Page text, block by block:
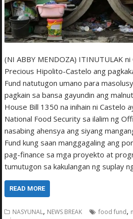
(NI ABBY MENDOZA) ITINUTULAK
Precious Hipolito-Castelo ang
Fund natutugon umano para
pagkain sa bansa gayundin ang
House Bill 1350 na inihain ni Castelo
National Food Security sa ilalim ng
nasabing ahensya ang siyang
Fund kung saan manggagaling ang
pag-finance sa mga proyekto at
tumutugon sa kakulangan ng suplay
READ MORE
NASYUNAL, NEWS BREAK food fund,